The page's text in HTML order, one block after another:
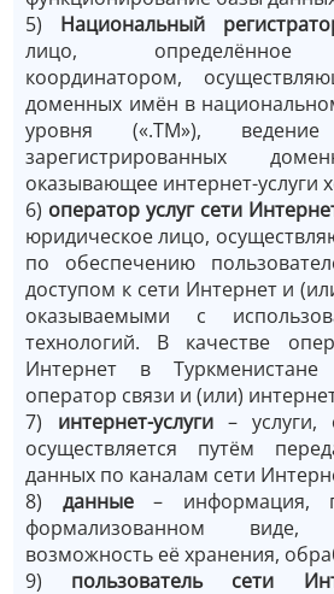
5) Национальный
лицо, определённое
координатором,
доменных имён в
уровня («.ТМ»),
зарегистрированных
оказывающее интернет-услуги
6) оператор услуг сети
юридическое лицо,
по обеспечению
доступом к сети Интернет и
оказываемыми с
технологий. В качестве
Интернет в Туркменистане
оператор связи и (или)
7) интернет-услуги– услуги,
осуществляется путём
данных по каналам сети
8) данные– информация,
формализованном виде,
возможность её хранения,
9) пользователь сети